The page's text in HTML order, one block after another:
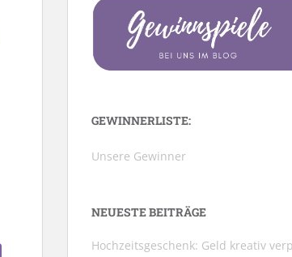
GEWINNERLISTE:
Unsere Gewinner
NEUESTE BEITRÄGE
Hochzeitsgeschenk: Geld kreativ